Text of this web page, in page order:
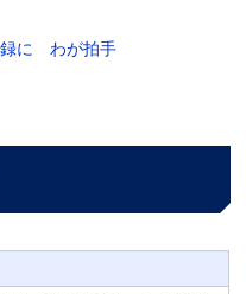
に わが拍手